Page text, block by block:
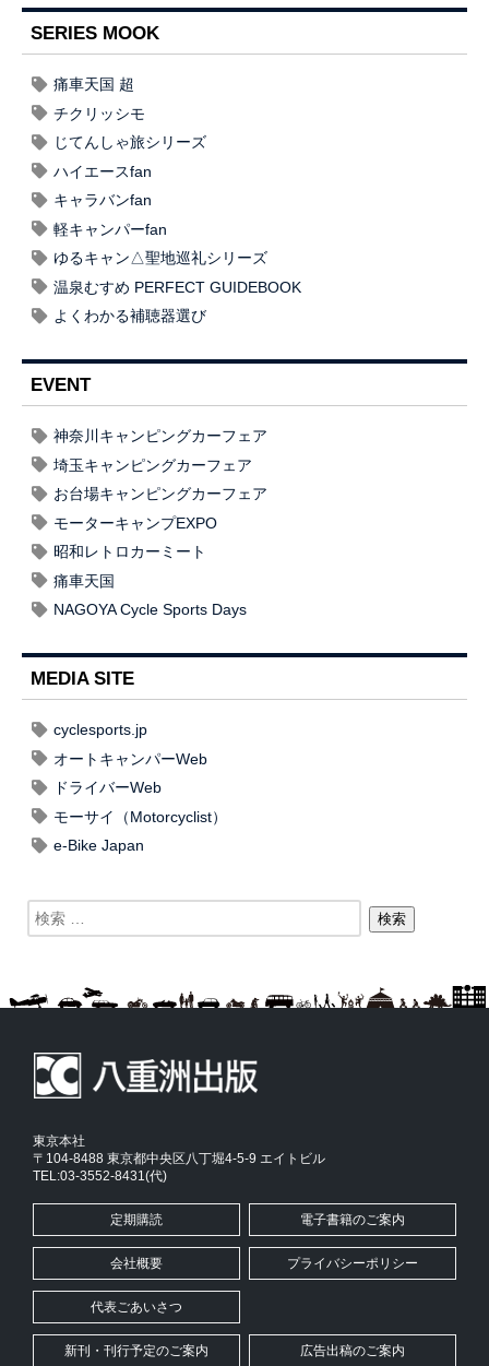
SERIES MOOK
痛車天国 超
チクリッシモ
じてんしゃ旅シリーズ
ハイエースfan
キャラバンfan
軽キャンパーfan
ゆるキャン△聖地巡礼シリーズ
温泉むすめ PERFECT GUIDEBOOK
よくわかる補聴器選び
EVENT
神奈川キャンピングカーフェア
埼玉キャンピングカーフェア
お台場キャンピングカーフェア
モーターキャンプEXPO
昭和レトロカーミート
痛車天国
NAGOYA Cycle Sports Days
MEDIA SITE
cyclesports.jp
オートキャンパーWeb
ドライバーWeb
モーサイ（Motorcyclist）
e-Bike Japan
東京本社
〒104-8488 東京都中央区八丁堀4-5-9 エイトビル
TEL:03-3552-8431(代)
定期購読 電子書籍のご案内
会社概要 プライバシーポリシー
代表ごあいさつ
新刊・刊行予定のご案内 広告出稿のご案内